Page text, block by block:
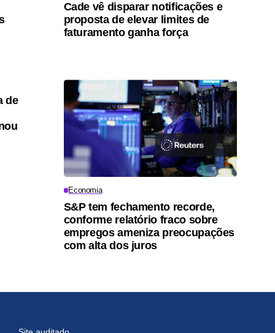
Cade vê disparar notificações e
proposta de elevar limites de
faturamento ganha força
de
Economia
S&P tem fechamento recorde,
conforme relatório fraco sobre
empregos ameniza preocupações
com alta dos juros